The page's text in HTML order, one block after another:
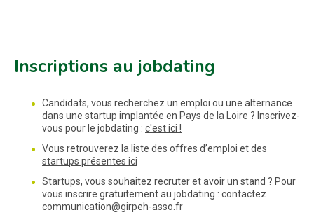
Inscriptions au jobdating
Candidats, vous recherchez un emploi ou une alternance
dans une startup implantée en Pays de la Loire ? Inscrivez-
vous pour le jobdating : c'est ici !
Vous retrouverez la liste des offres d’emploi et des
startups présentes ici
Startups, vous souhaitez recruter et avoir un stand ? Pour
vous inscrire gratuitement au jobdating : contactez
communication@girpeh-asso.fr